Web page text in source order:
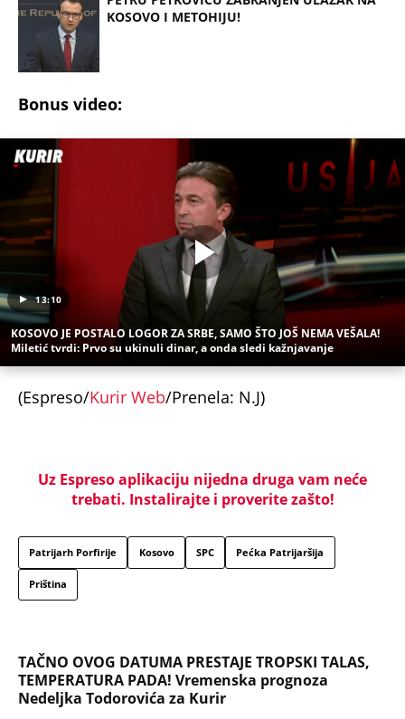
KOSOVO I METOHIJU!
Bonus video:
13:10
KOSOVO JE POSTALO LOGOR ZA SRBE, SAMO ŠTO JOŠ NEMA VEŠALA!
Miletić tvrdi: Prvo su ukinuli dinar, a onda sledi kažnjavanje
(Espreso/Kurir Web/Prenela: N.J)
Uz Espreso aplikaciju nijedna druga vam neće
trebati. Instalirajte i proverite zašto!
Patrijarh Porfirije Kosovo SPC Pećka Patrijaršija
Priština
TAČNO OVOG DATUMA PRESTAJE TROPSKI TALAS,
TEMPERATURA PADA! Vremenska prognoza
Nedeljka Todorovića za Kurir